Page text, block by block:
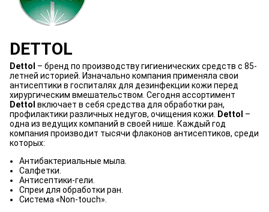
DETTOL
Dettol – бренд по производству гигиенических средств с 85-
летней историей. Изначально компания применяла свои
антисептики в госпиталях для дезинфекции кожи перед
хирургическим вмешательством. Сегодня ассортимент
Dettol включает в себя средства для обработки ран,
профилактики различных недугов, очищения кожи.
Dettol –
одна из ведущих компаний в своей нише. Каждый год
компания производит тысячи флаконов антисептиков, среди
которых:
Антибактериальные мыла.
Салфетки.
Антисептики-гели.
Спреи для обработки ран.
Система «Non-touch».